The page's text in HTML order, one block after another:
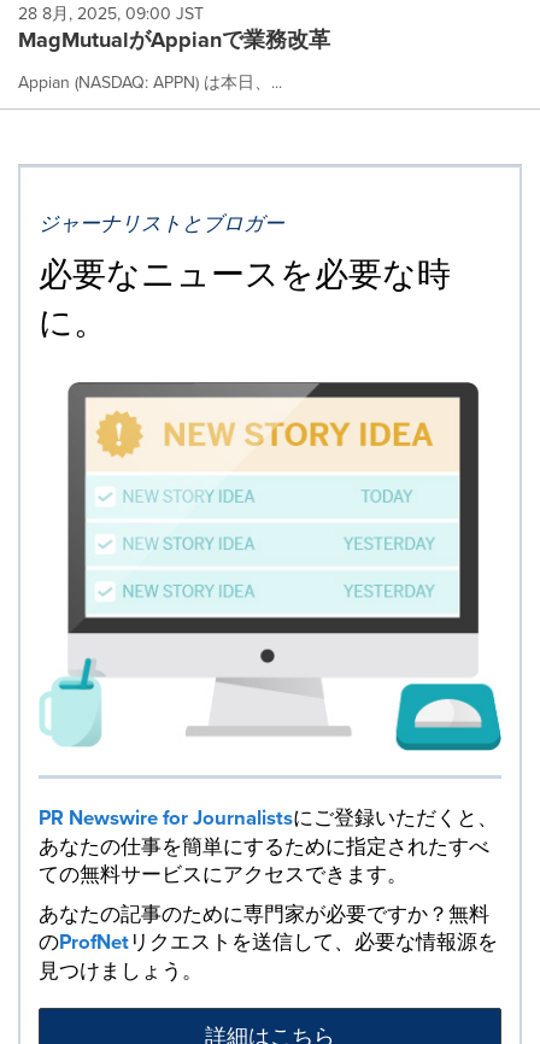
28 8月, 2025, 09:00 JST
MagMutualがAppianで業務改革
Appian (NASDAQ: APPN) は本日、...
ジャーナリストとブロガー
必要なニュースを必要な時
に。
PR Newswire for Journalistsにご登録いただくと、
あなたの仕事を簡単にするために指定されたすべ
ての無料サービスにアクセスできます。
あなたの記事のために専門家が必要ですか？無料
のProfNetリクエストを送信して、必要な情報源を
見つけましょう。
詳細はこちら